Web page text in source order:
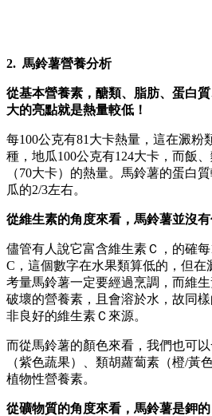
2. 馬鈴薯營養分析
從基本營養素，醣類、脂肪、蛋白
大的亮點就是熱量較低！
每100公克有81大卡熱量，這在澱粉
種，地瓜100公克有124大卡，而飯
（70大卡）的熱量。馬鈴薯的蛋白
瓜的2/3左右。
從維生素的角度來看，馬鈴薯並沒有
儘管有人說它富含維生素Ｃ，的確
C，這個數字在水果類算低的，但在
考量馬鈴薯一定要經過烹調，而維
破壞的營養素，且會溶於水，故同
非良好的維生素Ｃ來源。
而從馬鈴薯的顏色來看，我們也可
（紫色蔬果）、類胡蘿蔔素（橙/黃
植物性營養素。
從礦物質的角度來看，馬鈴薯是鉀的